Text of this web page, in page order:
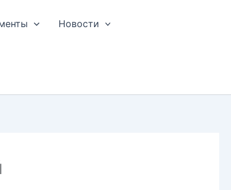
Новости